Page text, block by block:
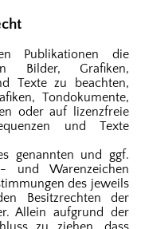
Publikationen die
Bilder, Grafiken,
Texte zu beachten,
Tondokumente,
oder auf lizenzfreie
und Texte
genannten und ggf.
und Warenzeichen
des jeweils
Besitzrechten der
Allein aufgrund der